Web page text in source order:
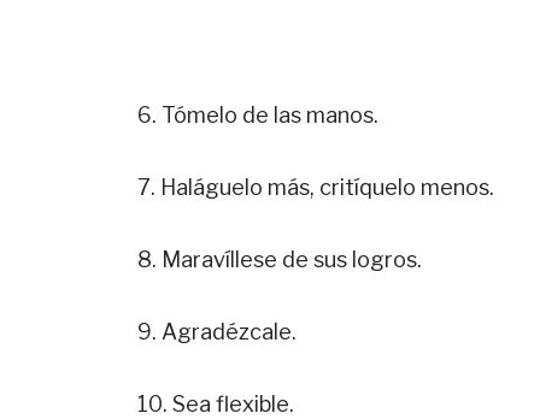
6. Tómelo de las manos.
7. Haláguelo más, critíquelo menos.
8. Maravíllese de sus logros.
9. Agradézcale.
10. Sea flexible.